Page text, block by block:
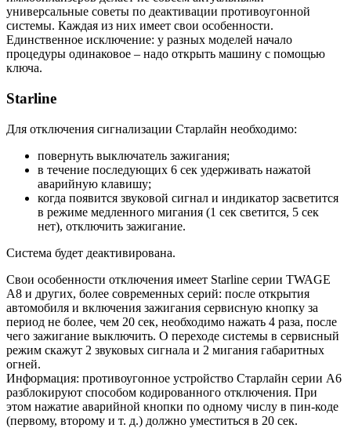
универсальные советы по деактивации противоугонной
системы. Каждая из них имеет свои особенности.
Единственное исключение: у разных моделей начало
процедуры одинаковое – надо открыть машину с помощью
ключа.
Starline
Для отключения сигнализации Старлайн необходимо:
повернуть выключатель зажигания;
в течение последующих 6 сек удерживать нажатой
аварийную клавишу;
когда появится звуковой сигнал и индикатор засветится
в режиме медленного мигания (1 сек светится, 5 сек
нет), отключить зажигание.
Система будет деактивирована.
Свои особенности отключения имеет Starline серии TWAGE
А8 и других, более современных серий: после открытия
автомобиля и включения зажигания сервисную кнопку за
период не более, чем 20 сек, необходимо нажать 4 раза, после
чего зажигание выключить. О переходе системы в сервисный
режим скажут 2 звуковых сигнала и 2 мигания габаритных
огней.
Информация: противоугонное устройство Старлайн серии А6
разблокируют способом кодированного отключения. При
этом нажатие аварийной кнопки по одному числу в пин-коде
(первому, второму и т. д.) должно уместиться в 20 сек.